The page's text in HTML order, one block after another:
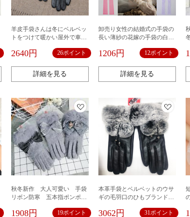
羊皮手袋さんは冬にベルベッ
トをつけて暖かい屋外で車に
ウサギの毛のタッチパネル手
2640円 26ポイント
詳細を見る
卸売り女性の結婚式の手袋の
長い薄紗の花嫁の手袋の白い
明な花嫁の手袋
1206円 12ポイント
詳細を見る
秋冬新作 大人可愛い 手袋
リボン防寒 五本指ポンポン
1908円 19ポイント
本革手袋とベルベットのウサ
ギの毛羽口のひもブランド自
タッチパネル
3062円 31ポイント